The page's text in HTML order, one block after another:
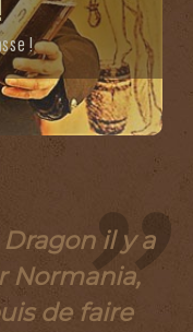
!
a la
Robert,